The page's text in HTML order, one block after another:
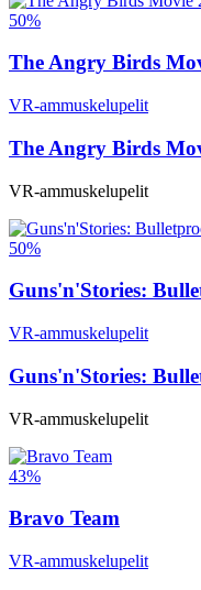
50%
The Angry Birds
VR-ammuskelupelit
The Angry Birds
VR-ammuskelupelit
50%
Guns'n'Stories:
VR-ammuskelupelit
Guns'n'Stories:
VR-ammuskelupelit
43%
Bravo Team
VR-ammuskelupelit